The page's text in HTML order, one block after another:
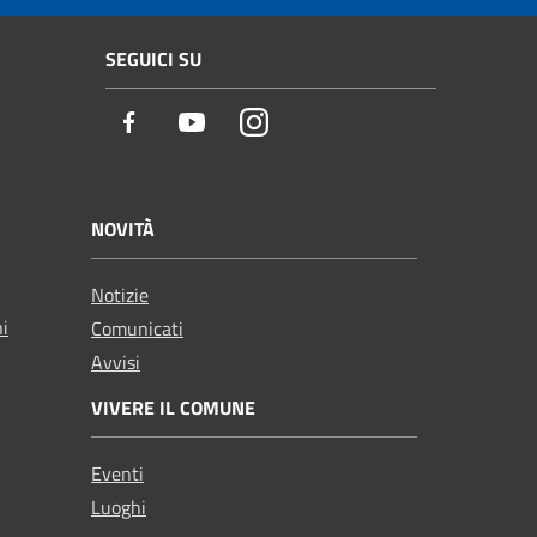
SEGUICI SU
Facebook YoutubeInstagram
NOVITÀ
Notizie
Comunicati
Avvisi
VIVERE IL COMUNE
Eventi
Luoghi